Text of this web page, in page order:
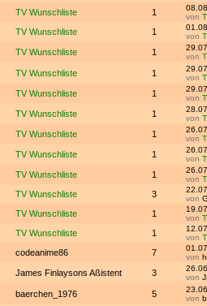
TV Wunschliste 1
von
TV Wunschliste 1
von
TV Wunschliste 1
von
TV Wunschliste 1
von
TV Wunschliste 1
von
TV Wunschliste 1
von
TV Wunschliste 1
von
TV Wunschliste 1
von
TV Wunschliste 1
von
TV Wunschliste 3
von
TV Wunschliste 1
von
TV Wunschliste 1
von
codeanime86 7
von
James Finlaysons Aßistent 3
von
baerchen_1976 5
von